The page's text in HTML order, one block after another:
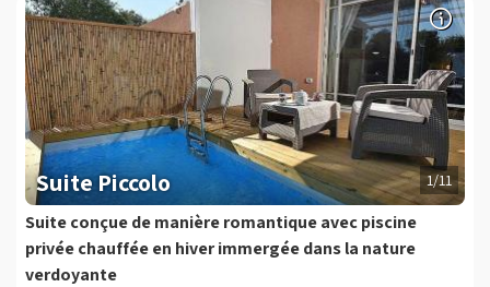
1/11
Suite Piccolo
Suite conçue de manière romantique avec piscine
privée chauffée en hiver immergée dans la nature
verdoyante